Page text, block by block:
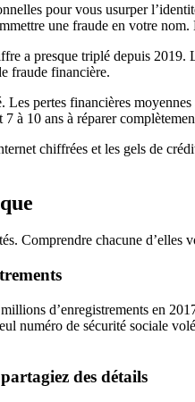
pour vous usurper
une fraude en votre
a presque triplé depuis
fraude financière.
pertes financières
à 10 ans à réparer
chiffrées et les gels de
Comprendre chacune d’elles
d’enregistrements en
numéro de sécurité sociale
des détails